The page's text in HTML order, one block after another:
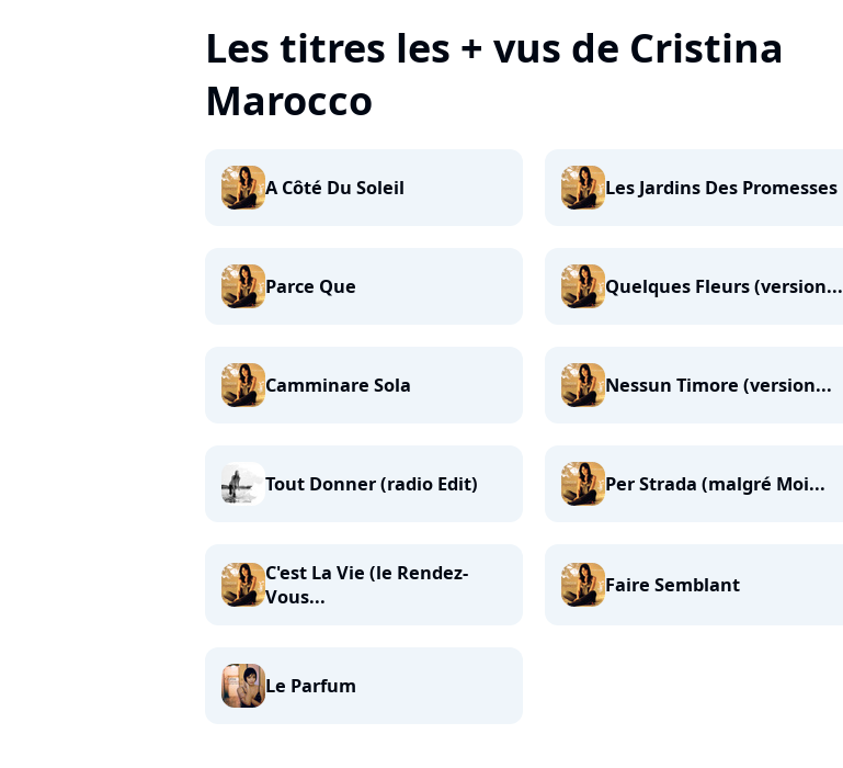
Les titres les + vus de Cristina
Marocco
A Côté Du Soleil Les Jardins Des Promesses
Parce Que Quelques Fleurs (version...
Camminare Sola Nessun Timore (version...
Tout Donner (radio Edit) Per Strada (malgré Moi...
C'est La Vie (le Rendez-
Vous...
Faire Semblant
Le Parfum